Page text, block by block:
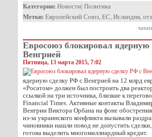
Категории: Новости| Политика
Метки: Европейский Союз, ЕС, Исландия,
Евросоюз блокировал
Венгрией
Пятница, 13 марта 2015, 7:02
ядерную сделку РФ с Венгрией на 12 млрд
«Росатом» должен был построить два
ссылкой на три источника, близкие к
Financial Times. Активные контакты
Венгрии Виктора Орбана на фоне
из-за украинского конфликта вызывали
чиновники нашли повод не допустить
готова выделить многомиллиардный кредит.